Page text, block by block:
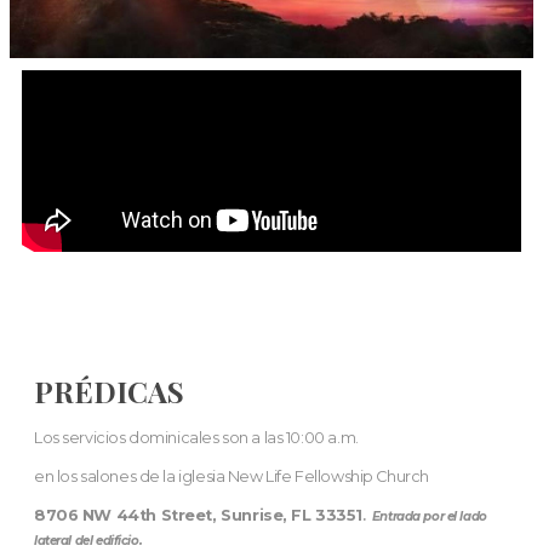
PRÉDICAS
Los servicios dominicales son a las 10:00 a.m.
en los salones de la iglesia New Life Fellowship Church
8706 NW 44th Street, Sunrise, FL 33351. Entrada por el lado
lateral del edificio.